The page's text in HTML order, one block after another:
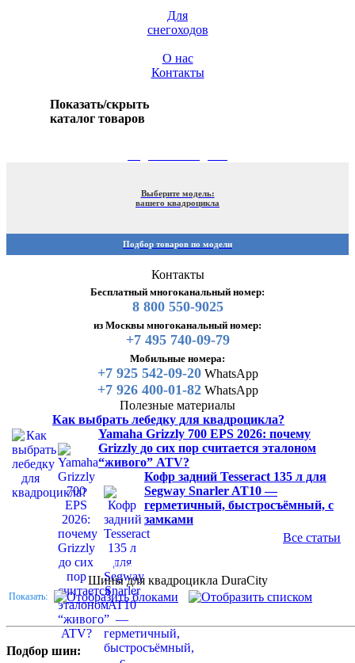
Для
снегоходов
О нас
Контакты
Показать/скрыть
каталог товаров
Выберите модель:
вашего квадроцикла
Подбор товаров по модели
Контакты
Бесплатный многоканальный номер:
8 800 550-9025
из Москвы многоканальный номер:
+7 495 740-09-79
Мобильные номера:
+7 925 542-09-20WhatsApp
+7 926 400-01-82WhatsApp
Полезные материалы
Как выбрать лебедку для квадроцикла?
Yamaha Grizzly 700 EPS 2026: почему
Grizzly до сих пор считается эталоном
“живого” ATV?
Кофр задний Tesseract 135 л для
Segway Snarler AT10 —
герметичный, быстросъёмный, с
замками
Все статьи
Шины для квадроцикла
Шины для квадроцикла DuraCity
Показать:
Подбор шин: